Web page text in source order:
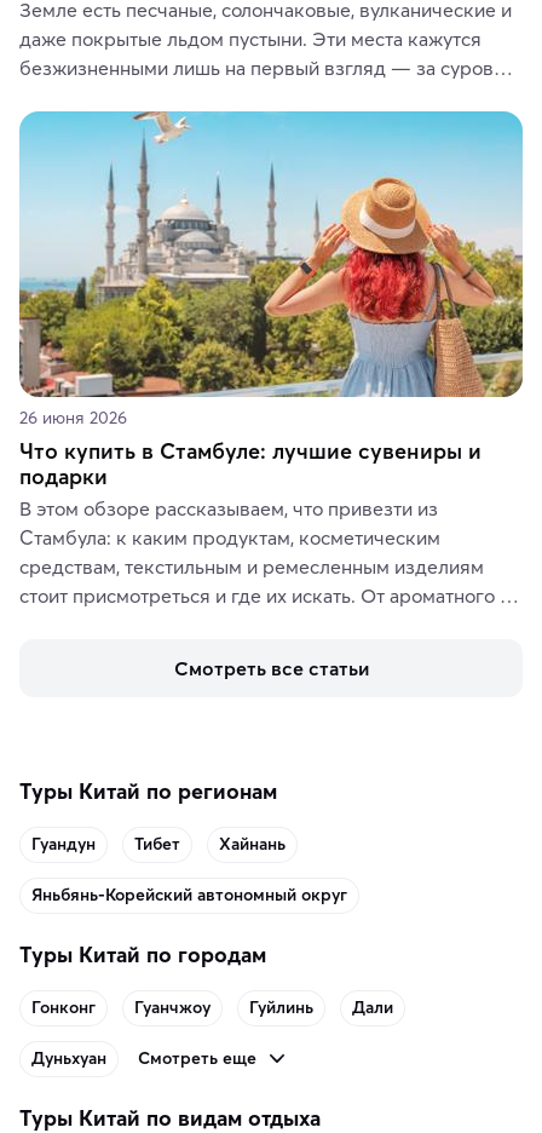
Земле есть песчаные, солончаковые, вулканические и
даже покрытые льдом пустыни. Эти места кажутся
безжизненными лишь на первый взгляд — за суровой
животные и маршруты, которые дарят одни из самых
ярких впечатлений от путешествий.
26 июня 2026
Что купить в Стамбуле: лучшие сувениры и
подарки
В этом обзоре рассказываем, что привезти из
Стамбула: к каким продуктам, косметическим
средствам, текстильным и ремесленным изделиям
стоит присмотреться и где их искать. От ароматного
аутентичных лавках — в подарок близким или себе на
Смотреть все статьи
Туры Китай по регионам
Гуандун Тибет Хайнань
Яньбянь-Корейский автономный округ
Туры Китай по городам
Гонконг Гуанчжоу Гуйлинь Дали
Дуньхуан Смотреть еще
Туры Китай по видам отдыха